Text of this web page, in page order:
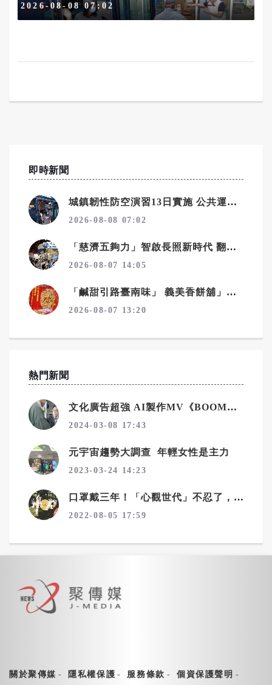
2026-08-08 07:02
即時新聞
城鎮韌性防空演習13日實施 公共運輸配合管制請提前規劃行程
2026-08-08 07:02
「慈濟五夠力」智啟長照新時代 翻轉銀髮共創再青春
2026-08-07 14:05
「鹹甜引路臺南味」 義美香餅舖」聚人氣
2026-08-07 13:20
熱門新聞
文化廣告超強 AI製作MV《BOOM&SHINE》登場！
2024-03-08 17:43
元宇宙趨勢大調查 年輕女性是主力
2023-03-24 14:23
口罩戴三年！「心觀世代」不忍了，文化廣告號召IG濾鏡脫口罩
2022-08-05 17:59
關於聚傳媒 隱私權保護 服務條款 個資保護聲明